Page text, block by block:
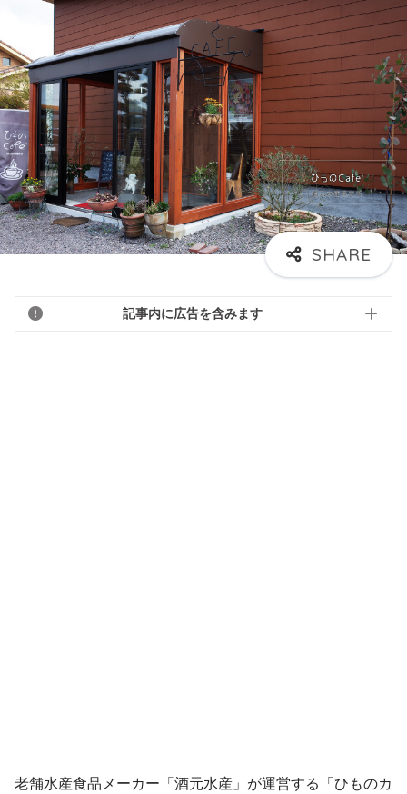
記事内に広告を含みます
老舗水産食品メーカー「酒元水産」が運営する「ひものカ